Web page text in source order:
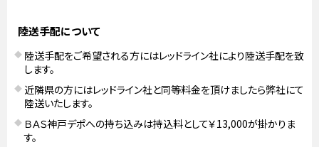
陸送手配について
陸送手配をご希望される方にはレッドライン社により陸送手配を致
します。
近隣県の方にはレッドライン社と同等料金を頂けましたら弊社にて
陸送いたします。
ＢＡＳ神戸デポへの持ち込みは持込料として￥13,000が掛かりま
す。